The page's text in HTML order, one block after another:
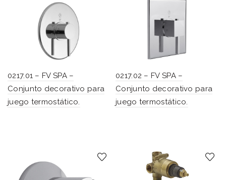
0217.01 – FV SPA –
Conjunto decorativo para
juego termostático.
0217.02 – FV SPA –
Conjunto decorativo para
juego termostático.